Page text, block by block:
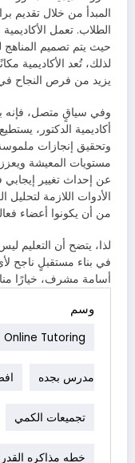
المبدأ من خلال تقديم
الطلاب. تعمل
حيث يتم تصميم المناهج
لذلك، تُعد الأكاديمية
يزيد من فرص النجاح في
وفي سياقٍ متصل، فإنه
أكاديمية الدكتور،
وتحقيق إنجازات
مستويات المعيشة
عن إحداث تغيير إيجابي
الأدوات اللازمة لتحليل
من أن يكونوا أعضاء
لذا، يتضح أن
في بناء مستقبلٍ ناجح
أسامة مشرف، خيارًا
وسم
Online Tutoring
مدرس بجده
تجميعات الكمي
خطه مذاكره